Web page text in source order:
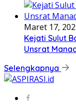
Maret 17,
Kejati Sulut
Unsrat
Selengkapnya